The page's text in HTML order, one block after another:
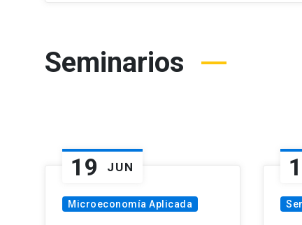
Seminarios
19 JUN
Microeconomía Aplicada